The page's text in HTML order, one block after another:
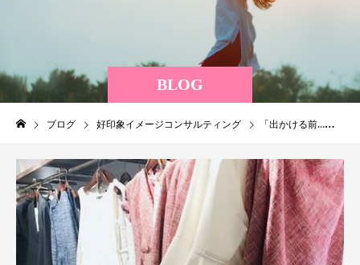
BLOG
ブログ 好印象イメージコンサルティング 「出かける前…着る服がない！」毎回悩むあなたへ。